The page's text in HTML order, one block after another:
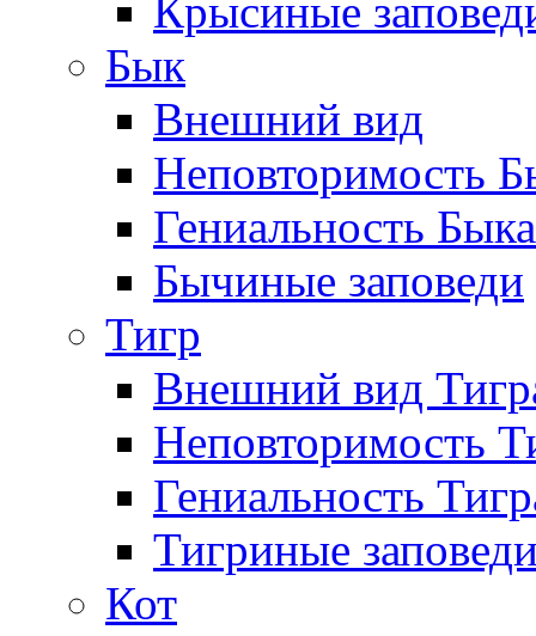
Крысиные
Бык
Внешний вид
Неповторимость
Гениальность Быка
Бычиные заповеди
Тигр
Внешний вид
Неповторимость
Гениальность
Тигриные
Кот